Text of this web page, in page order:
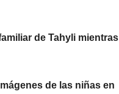
de Tahyli mientras
de las niñas en